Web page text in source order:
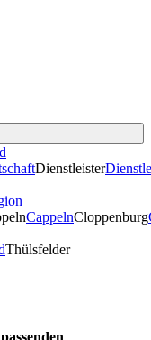
Dienstleister
CappelnCloppenburg
Thülsfelder